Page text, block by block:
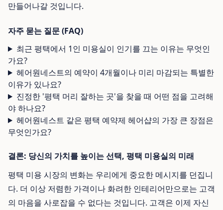
만들어나갈 것입니다.
자주 묻는 질문 (FAQ)
최근 평택에서 1인 미용실이 인기를 끄는 이유는 무엇인
가요?
헤어원네스트의 예약이 4개월이나 미리 마감되는 특별한
이유가 있나요?
진정한 '평택 머리 잘하는 곳'을 찾을 때 어떤 점을 고려해
야 하나요?
헤어원네스트 같은 평택 예약제 헤어샵의 가장 큰 장점은
무엇인가요?
결론: 당신의 가치를 높이는 선택, 평택 미용실의 미래
평택 미용 시장의 변화는 우리에게 중요한 메시지를 던집니
다. 더 이상 저렴한 가격이나 화려한 인테리어만으로는 고객
의 마음을 사로잡을 수 없다는 것입니다. 고객은 이제 자신